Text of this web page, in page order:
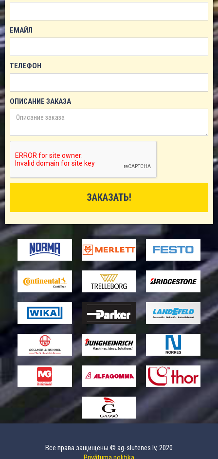
ЕМАЙЛ
ТЕЛЕФОН
ОПИСАНИЕ ЗАКАЗА
Все права защищены © ag-slutenes.lv, 2020